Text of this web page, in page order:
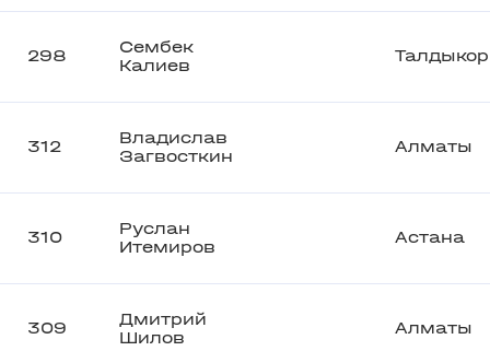
298
Сембек
Калиев
312
Владислав
Загвосткин
Алматы
310
Руслан
Итемиров
Астана
309
Дмитрий
Шилов
Алматы